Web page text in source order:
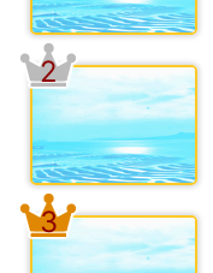
2
3